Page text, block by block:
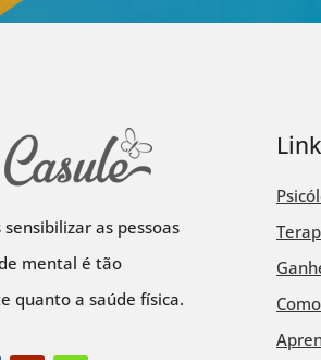
sensibilizar as pessoas
mental é tão
quanto a saúde física.